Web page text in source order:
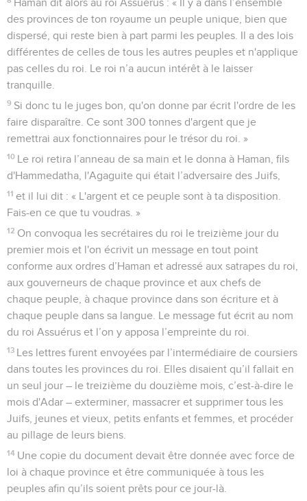
Haman dit alors au roi Assuérus : « Il y a dans l’ensemble
des provinces de ton royaume un peuple unique, bien que
dispersé, qui reste bien à part parmi les peuples. Il a des lois
différentes de celles de tous les autres peuples et n'applique
pas celles du roi. Le roi n’a aucun intérêt à le laisser
tranquille.
9 Si donc tu le juges bon, qu'on donne par écrit l'ordre de les
faire disparaître. Ce sont 300 tonnes d'argent que je
remettrai aux fonctionnaires pour le trésor du roi. »
10 Le roi retira l’anneau de sa main et le donna à Haman, fils
d'Hammedatha, l'Agaguite qui était l’adversaire des Juifs,
11 et il lui dit : « L'argent et ce peuple sont à ta disposition.
Fais-en ce que tu voudras. »
12 On convoqua les secrétaires du roi le treizième jour du
premier mois et l'on écrivit un message en tout point
conforme aux ordres d’Haman et adressé aux satrapes du roi,
aux gouverneurs de chaque province et aux chefs de
chaque peuple, à chaque province dans son écriture et à
chaque peuple dans sa langue. Le message fut écrit au nom
du roi Assuérus et l’on y apposa l’empreinte du roi.
13 Les lettres furent envoyées par l’intermédiaire de coursiers
dans toutes les provinces du roi. Elles disaient qu’il fallait en
un seul jour – le treizième du douzième mois, c’est-à-dire le
mois d'Adar – exterminer, massacrer et supprimer tous les
Juifs, jeunes et vieux, petits enfants et femmes, et procéder
au pillage de leurs biens.
14 Une copie du document devait être donnée avec force de
loi à chaque province et être communiquée à tous les
peuples afin qu’ils soient prêts pour ce jour-là.